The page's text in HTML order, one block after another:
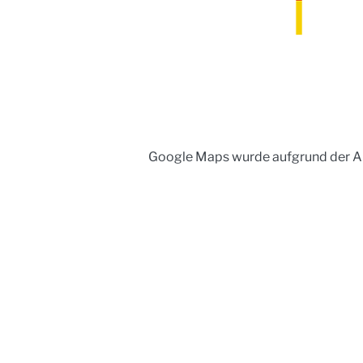
Google Maps wurde aufgrund der